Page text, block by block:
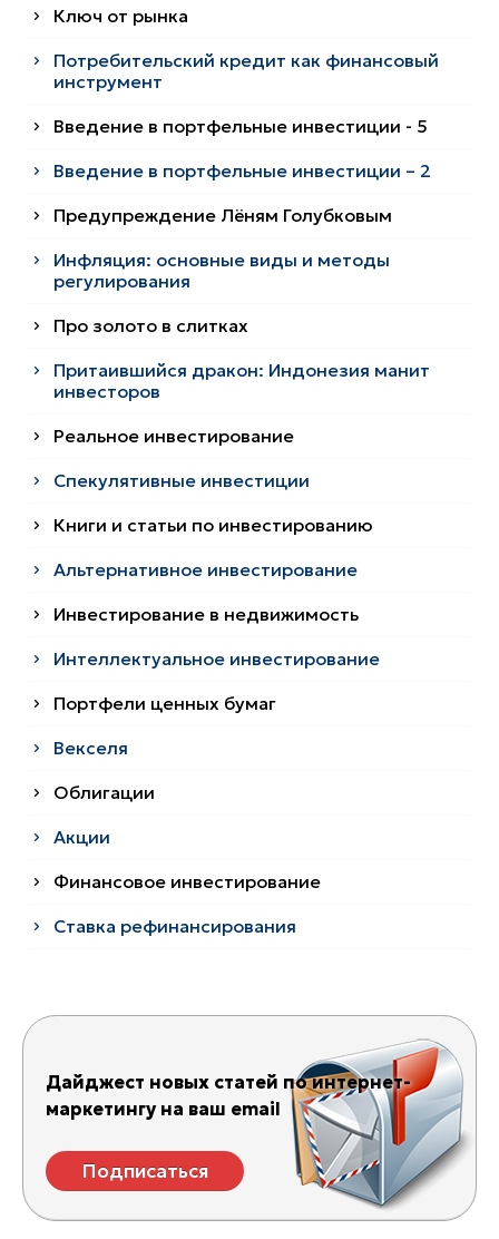
Ключ от рынка
Потребительский кредит как финансовый
инструмент
Введение в портфельные инвестиции - 5
Введение в портфельные инвестиции – 2
Предупреждение Лёням Голубковым
Инфляция: основные виды и методы
регулирования
Про золото в слитках
Притаившийся дракон: Индонезия манит
инвесторов
Реальное инвестирование
Спекулятивные инвестиции
Книги и статьи по инвестированию
Альтернативное инвестирование
Инвестирование в недвижимость
Интеллектуальное инвестирование
Портфели ценных бумаг
Векселя
Облигации
Акции
Финансовое инвестирование
Ставка рефинансирования
Дайджест новых статей по интернет-
маркетингу на ваш email
Подписаться